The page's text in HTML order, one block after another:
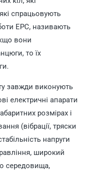
спрацьовують
ЕРС, називають
вони
то їх
завжди виконують
електричні апарати
розмірах і
(вібрації, тряски
напруги
широкий
середовища,